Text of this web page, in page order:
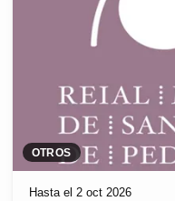
OTROS
Hasta el 2 oct 2026